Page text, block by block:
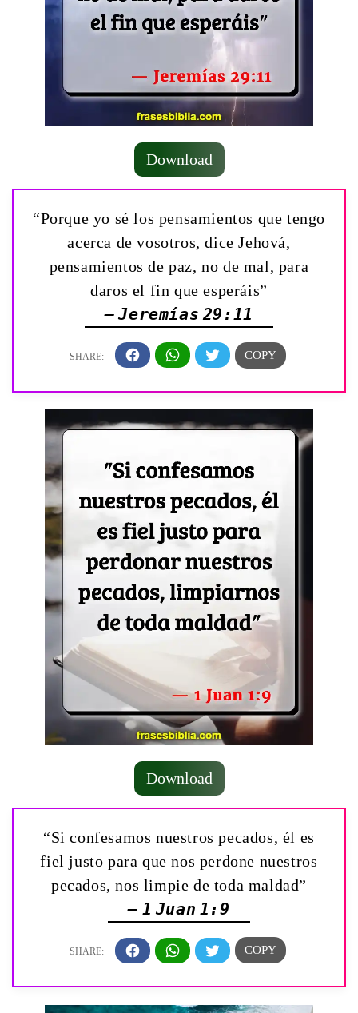
Download
“Porque yo sé los pensamientos que tengo
acerca de vosotros, dice Jehová,
pensamientos de paz, no de mal, para
daros el fin que esperáis”
— Jeremías 29:11
Download
“Si confesamos nuestros pecados, él es
fiel justo para que nos perdone nuestros
pecados, nos limpie de toda maldad”
— 1 Juan 1:9